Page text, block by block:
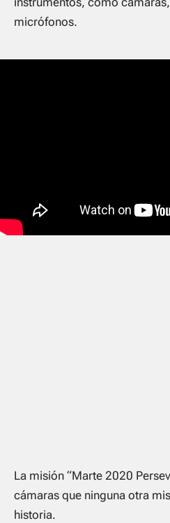
micrófonos.
La misión “Marte 2020
cámaras que ninguna otra
historia.